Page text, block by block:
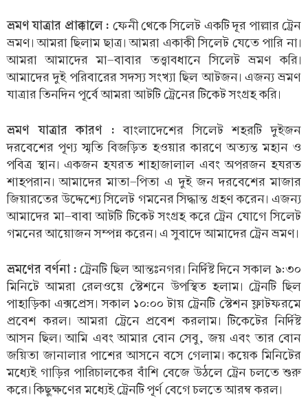
ভ্রমণ যাত্রার প্রাক্কালে : ফেনী থেকে সিলেট একটি দূর পাল্লার ট্রেন
ভ্রমণ। আমরা ছিলাম ছাত্র। আমরা একাকী সিলেট যেতে পারি না।
আমরা আমাদের মা-বাবার তত্ত্বাবধানে সিলেট ভ্রমণ করি।
আমাদের দুই পরিবারের সদস্য সংখ্যা ছিল আটজন। এজন্য ভ্রমণ
যাত্রার তিনদিন পূর্বে আমরা আটটি ট্রেনের টিকেট সংগ্রহ করি।
ভ্রমণ যাত্রার কারণ : বাংলাদেশের সিলেট শহরটি দুইজন
দরবেশের পূণ্য স্মৃতি বিজড়িত হওয়ার কারণে অত্যন্ত মহান ও
পবিত্র স্থান। একজন হযরত শাহাজালাল এবং অপরজন হযরত
শাহপরান। আমাদের মাতা-পিতা এ দুই জন দরবেশের মাজার
জিয়ারতের উদ্দেশ্যে সিলেট গমনের সিদ্ধান্ত গ্রহণ করেন। এজন্য
আমাদের মা-বাবা আটটি টিকেট সংগ্রহ করে ট্রেন যোগে সিলেট
গমনের আয়োজন সম্পন্ন করেন। এ সুবাদে আমাদের ট্রেন ভ্রমণ।
ভ্রমণের বর্ণনা : ট্রেনটি ছিল আন্তঃনগর। নির্দিষ্ট দিনে সকাল ৯:৩০
মিনিটে আমরা রেলওয়ে স্টেশনে উপস্থিত হলাম। ট্রেনটি ছিল
পাহাড়িকা এক্সপ্রেস। সকাল ১০:০০ টায় ট্রেনটি স্টেশন ফ্লাটফরমে
প্রবেশ করল। আমরা ট্রেনে প্রবেশ করলাম। টিকেটের নির্দিষ্ট
আসন ছিল। আমি এবং আমার বোন সেবু, জয় এবং তার বোন
জয়িতা জানালার পাশের আসনে বসে গেলাম। কয়েক মিনিটের
মধ্যেই গাড়ির পারিচালকের বাঁশি বেজে উঠলে ট্রেন চলতে শুরু
করে। কিছুক্ষণের মধ্যেই ট্রেনটি পূর্ণ বেগে চলতে আরম্ব করল।